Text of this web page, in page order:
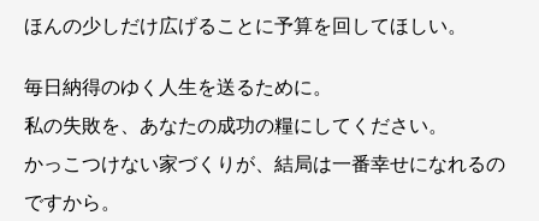
ほんの少しだけ広げることに予算を回してほしい。
毎日納得のゆく人生を送るために。
私の失敗を、あなたの成功の糧にしてください。
かっこつけない家づくりが、結局は一番幸せになれるの
ですから。